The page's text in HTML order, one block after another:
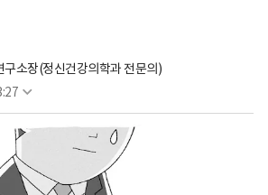
소장(정신건강의학과 전문의)